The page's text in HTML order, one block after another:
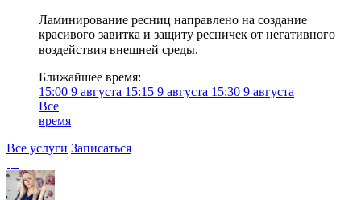
Ламинирование ресниц направлено на создание
красивого завитка и защиту ресничек от негативного
воздействия внешней среды. ⠀
Ближайшее время:
15:00 9 августа 15:15 9 августа 15:30 9 августа
Все
время
Все услуги Записаться